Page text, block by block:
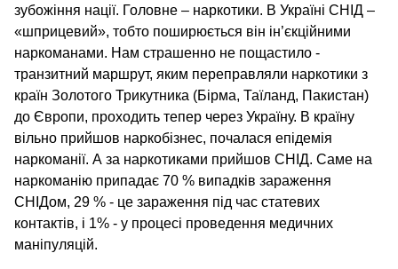
зубожіння нації. Головне – наркотики. В Україні СНІД –
«шприцевий», тобто поширюється він ін’єкційними
наркоманами. Нам страшенно не пощастило -
транзитний маршрут, яким переправляли наркотики з
країн Золотого Трикутника (Бірма, Таїланд, Пакистан)
до Європи, проходить тепер через Україну. В країну
вільно прийшов наркобізнес, почалася епідемія
наркоманії. А за наркотиками прийшов СНІД. Саме на
наркоманію припадає 70 % випадків зараження
СНІДом, 29 % - це зараження під час статевих
контактів, і 1% - у процесі проведення медичних
маніпуляцій.